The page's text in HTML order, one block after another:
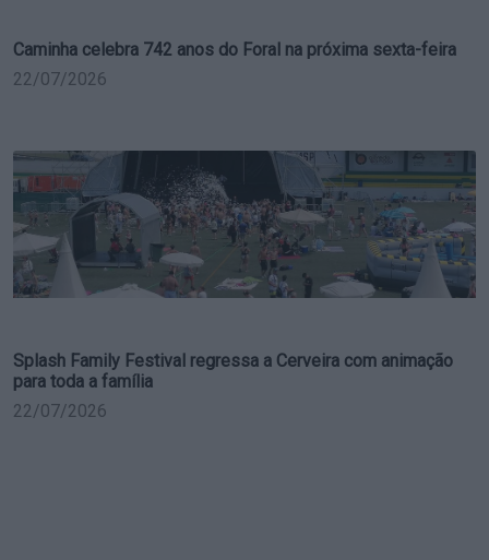
Caminha celebra 742 anos do Foral na próxima sexta-feira
22/07/2026
Splash Family Festival regressa a Cerveira com animação
para toda a família
22/07/2026